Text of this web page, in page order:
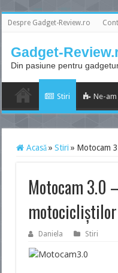
Despre Gadget-Review.ro
Gadget-
Din pasiune pentru
Stiri Ne-am
Acasă » Stiri » Motocam
Motocam 3.0
motocicliștilor
Daniela Stiri